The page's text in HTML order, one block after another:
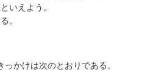
いえよう。
。
かけは次のとおりである。